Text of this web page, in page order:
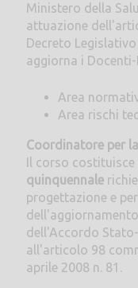
Ministero della
attuazione
Decreto
aggiorna i
Area
Area rischi
Coordinatore per
Il corso costituisce
quinquennale
progettazione e
dell'Accordo
all'articolo 98
aprile 2008 n. 81.